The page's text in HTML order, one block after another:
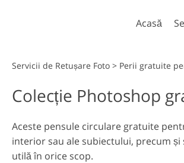
Acasă
Lightroom
Presetări Lightroom
presetată LR
Cea mai buna afacere
Presets
Acțiuni
Texturi
Servicii de Retușare Foto > Perii gratuite
Colecție Photoshop
Aceste pensule circulare gratuite
interior sau ale subiectului, precum și
utilă în orice scop.